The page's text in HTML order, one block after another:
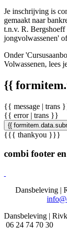
Je inschrijving is
gemaakt naar
t.n.v. R. Bergshoeff
jongvolwassenen'
Onder
Volwassenen, lees
{{
{{ message | trans
{{ error | trans }}
{{
{{{ thankyou }}}
combi footer
Dansbeleving |
Dansbeleving |
06 24 74 70 30